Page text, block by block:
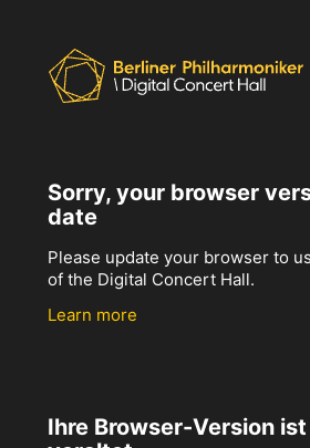
Sorry, your browser
date
Please update your browser to
of the Digital Concert Hall.
Learn more
Ihre Browser-Version